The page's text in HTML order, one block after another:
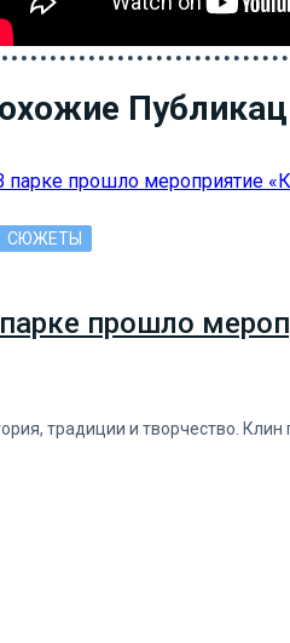
СЮЖЕТЫ
прошло
традиции и творчество.